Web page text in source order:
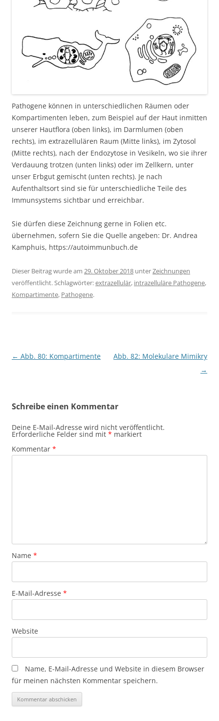
Pathogene können in unterschiedlichen Räumen oder
Kompartimenten leben, zum Beispiel auf der Haut inmitten
unserer Hautflora (oben links), im Darmlumen (oben
rechts), im extrazellulären Raum (Mitte links), im Zytosol
(Mitte rechts), nach der Endozytose in Vesikeln, wo sie ihrer
Verdauung trotzen (unten links) oder im Zellkern, unter
unser Erbgut gemischt (unten rechts). Je nach
Aufenthaltsort sind sie für unterschiedliche Teile des
Immunsystems sichtbar und erreichbar.
Sie dürfen diese Zeichnung gerne in Folien etc.
übernehmen, sofern Sie die Quelle angeben: Dr. Andrea
Kamphuis, https://autoimmunbuch.de
Dieser Beitrag wurde am 29. Oktober 2018 unterZeichnungen
veröffentlicht. Schlagwörter:extrazellulär, intrazelluläre Pathogene,
Kompartimente, Pathogene.
Beitragsnavigation
← Abb. 80: Kompartimente
Abb. 82: Molekulare Mimikry
→
Schreibe einen Kommentar
Deine E-Mail-Adresse wird nicht veröffentlicht.
Erforderliche Felder sind mit * markiert
Kommentar *
Name *
E-Mail-Adresse *
Website
Name, E-Mail-Adresse und Website in diesem Browser
für meinen nächsten Kommentar speichern.